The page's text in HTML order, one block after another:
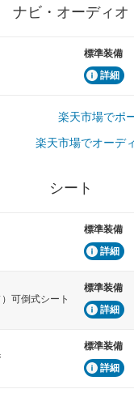
ナビ・オーディオ
標準装備
詳細
楽天市場でポ
楽天市場でオーデ
シート
標準装備
詳細
可倒式シート
標準装備
詳細
標準装備
詳細